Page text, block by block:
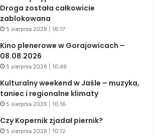
Droga została całkowicie
zablokowana
5 sierpnia 2026 | 16:17
Kino plenerowe w Gorajowicach –
08.08.2026
5 sierpnia 2026 | 10:49
Kulturalny weekend w Jaśle – muzyka,
taniec i regionalne klimaty
5 sierpnia 2026 | 10:16
Czy Kopernik zjadał piernik?
5 sierpnia 2026 | 10:12